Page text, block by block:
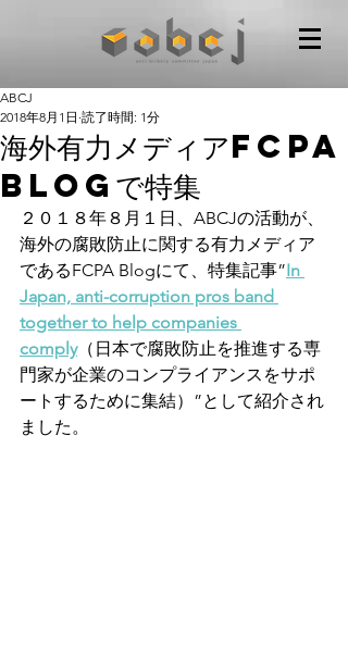
海外有力メディアFCPA
Blogで特集
ABCJ
2018年8月1日 読了時間: 1分
２０１８年８月１日、ABCJの活動が、
海外の腐敗防止に関する有力メディア
であるFCPA Blogにて、特集記事”In
Japan, anti-corruption pros band
together to help companies
comply（日本で腐敗防止を推進する専
門家が企業のコンプライアンスをサポ
ートするために集結）”として紹介され
ました。